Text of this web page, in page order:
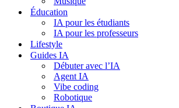
Éducation
IA pour les étudiants
IA pour les professeurs
Lifestyle
Guides IA
Débuter avec l’IA
Agent IA
Vibe coding
Robotique